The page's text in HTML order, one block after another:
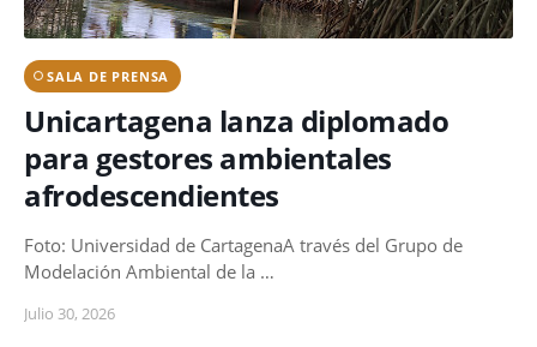
SALA DE PRENSA
Unicartagena lanza diplomado
para gestores ambientales
afrodescendientes
Foto: Universidad de CartagenaA través del Grupo de
Modelación Ambiental de la …
Julio 30, 2026